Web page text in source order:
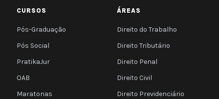
CURSOS
Pós-Graduação
Pós Social
PratikaJur
OAB
Maratonas
ÁREAS
Direito do Trabalho
Direito Tributário
Direito Penal
Direito Civil
Direito Previdenciário